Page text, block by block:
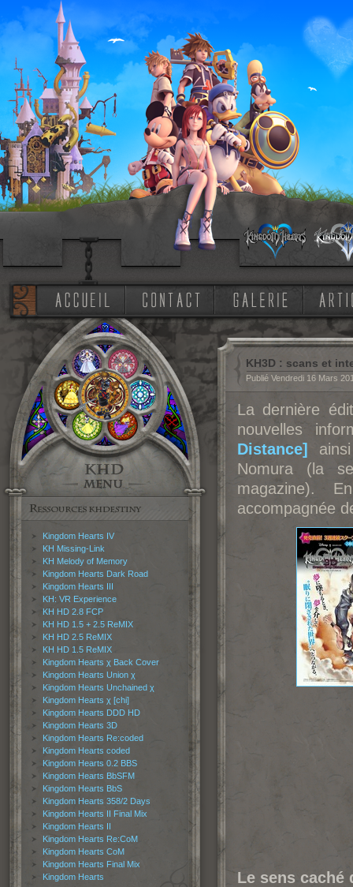
Kingdom Hearts IV
KH Missing-Link
KH Melody of Memory
Kingdom Hearts Dark Road
Kingdom Hearts III
KH: VR Experience
KH HD 2.8 FCP
KH HD 1.5 + 2.5 ReMIX
KH HD 2.5 ReMIX
KH HD 1.5 ReMIX
Kingdom Hearts χ Back Cover
Kingdom Hearts Union χ
Kingdom Hearts Unchained χ
Kingdom Hearts χ [chi]
Kingdom Hearts DDD HD
Kingdom Hearts 3D
Kingdom Hearts Re:coded
Kingdom Hearts coded
Kingdom Hearts 0.2 BBS
Kingdom Hearts BbSFM
Kingdom Hearts BbS
Kingdom Hearts 358/2 Days
Kingdom Hearts II Final Mix
Kingdom Hearts II
Kingdom Hearts Re:CoM
Kingdom Hearts CoM
Kingdom Hearts Final Mix
Kingdom Hearts
KH3D : scans et
Publié Vendredi 16 Mars
La dernière
nouvelles
Distance]
Nomura (la
magazine).
accompagnée
Le sens